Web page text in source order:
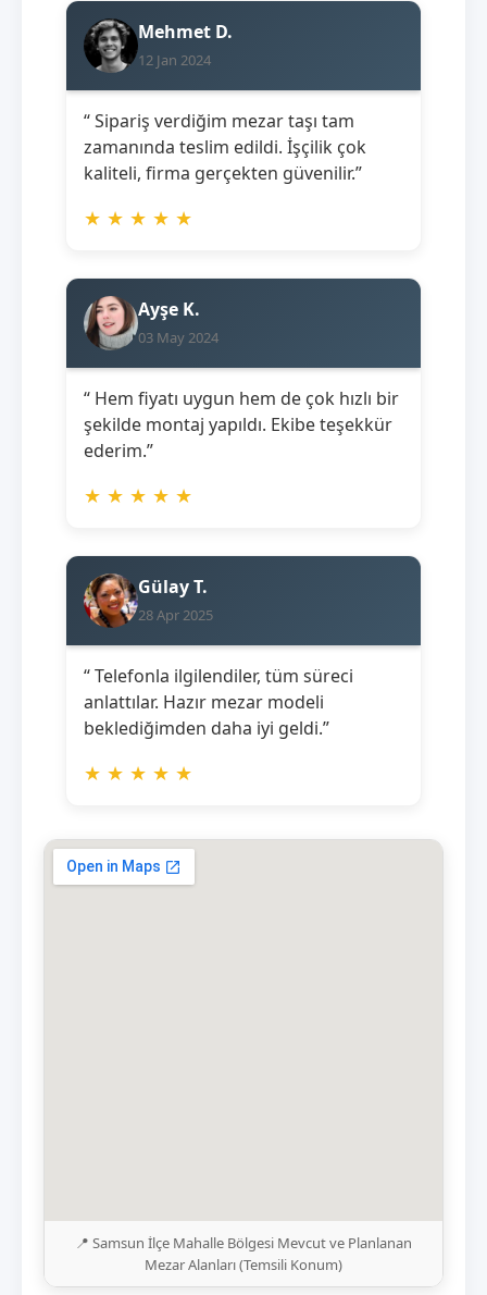
Mehmet D.
12 Jan 2024
“ Sipariş verdiğim mezar taşı tam
zamanında teslim edildi. İşçilik çok
kaliteli, firma gerçekten güvenilir.”
★ ★ ★ ★ ★
Ayşe K.
03 May 2024
“ Hem fiyatı uygun hem de çok hızlı bir
şekilde montaj yapıldı. Ekibe teşekkür
ederim.”
★ ★ ★ ★ ★
Gülay T.
28 Apr 2025
“ Telefonla ilgilendiler, tüm süreci
anlattılar. Hazır mezar modeli
beklediğimden daha iyi geldi.”
★ ★ ★ ★ ★
📍 Samsun İlçe Mahalle Bölgesi Mevcut ve Planlanan
Mezar Alanları (Temsili Konum)